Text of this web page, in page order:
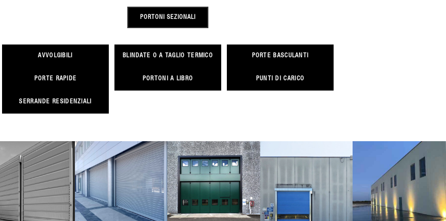
PORTONI SEZIONALI
AVVOLGIBILI BLINDATE O A TAGLIO TERMICO PORTE BASCULANTI
PORTE RAPIDE PORTONI A LIBRO PUNTI DI CARICO
SERRANDE RESIDENZIALI
OFFICINA
Porte rapide
POLO
FIERISTICO
Serrande industriali
DEPOSITO
MEZZI,
ATTREZZATURE
E MATERIALI
Portoni a libro
Porte rapide
AZIENDA
FRUTTICOLA
Punti di carico